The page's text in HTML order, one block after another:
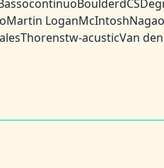
BoulderdCS
Martin LoganMcIntosh
Thorenstw-acusticVan